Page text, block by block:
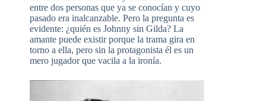
entre dos personas que ya se conocían y cuyo
pasado era inalcanzable. Pero la pregunta es
evidente: ¿quién es Johnny sin Gilda? La
amante puede existir porque la trama gira en
torno a ella, pero sin la protagonista él es un
mero jugador que vacila a la ironía.